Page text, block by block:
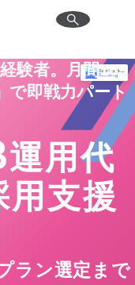
験者。月間169
で即戦力パート
運用代
支援
ラン選定まで